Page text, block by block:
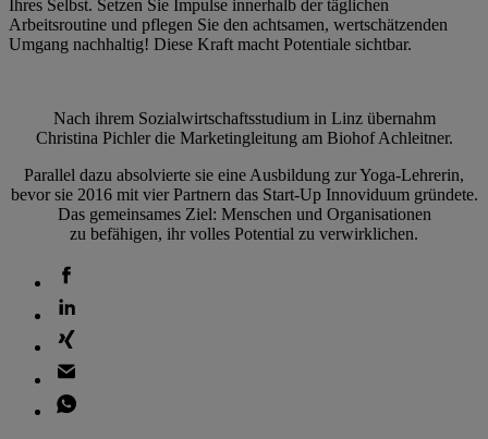
Ihres Selbst. Setzen Sie Impulse innerhalb der täglichen
Arbeitsroutine und pflegen Sie den achtsamen, wertschätzenden
Umgang nachhaltig! Diese Kraft macht Potentiale sichtbar.
Nach ihrem Sozialwirtschaftsstudium in Linz übernahm
Christina Pichler die Marketingleitung am Biohof Achleitner.
Parallel dazu absolvierte sie eine Ausbildung zur Yoga-Lehrerin,
bevor sie 2016 mit vier Partnern das Start-Up Innoviduum gründete.
Das gemeinsames Ziel: Menschen und Organisationen
zu befähigen, ihr volles Potential zu verwirklichen.